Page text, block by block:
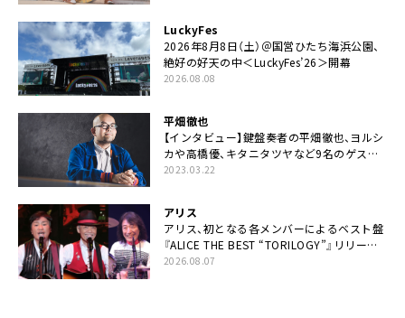
LuckyFes
2026年8月8日（土）＠国営ひたち海浜公園、
絶好の好天の中＜LuckyFes’26＞開幕
2026.08.08
平畑徹也
【インタビュー】鍵盤奏者の平畑徹也、ヨルシ
カや高橋優、キタニタツヤなど9名のゲスト
を迎えた初アルバムに音楽人生の総括「自分
2023.03.22
アリス
アリス、初となる各メンバーによるベスト盤
『ALICE THE BEST “TORILOGY”』リリース
決定
2026.08.07